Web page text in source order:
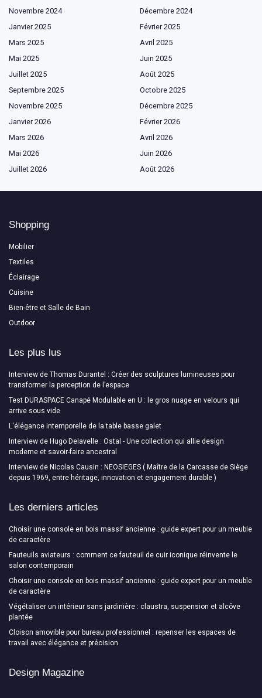
Novembre 2024
Décembre 2024
Janvier 2025
Février 2025
Mars 2025
Avril 2025
Mai 2025
Juin 2025
Juillet 2025
Août 2025
Septembre 2025
Octobre 2025
Novembre 2025
Décembre 2025
Janvier 2026
Février 2026
Mars 2026
Avril 2026
Mai 2026
Juin 2026
Juillet 2026
Août 2026
Shopping
Mobilier
Textiles
Éclairage
Cuisine
Bien-être et Salle de Bain
Outdoor
Les plus lus
Interview de Thomas Durantel : Créer des sculptures lumineuses pour
transformer la perception de l’espace
Test DURASPACE Canapé Modulable en U : le gros nuage en velours qui
arrive sous vide
L'élégance intemporelle de la table basse galet
Interview de Hugo Delavelle : Ostal - Une collection qui allie design
moderne et savoir-faire ancestral
Interview de Nicolas Causin : NEOSIEGES ( Maître de la Carcasse de Siège
depuis 1969, entre héritage, innovation et engagement durable )
Les derniers articles
Choisir une console en bois massif ancienne : guide expert pour un meuble
de caractère
Fauteuils aviateurs : comment ce fauteuil de cuir iconique réinvente le
salon contemporain
Choisir une console en bois massif ancienne : guide expert pour un meuble
de caractère
Végétaliser un intérieur sans jardinière : claustra, suspension et alcôve
plantée
Cloison amovible pour bureau professionnel : repenser les espaces de
travail avec élégance et précision
Design Magazine